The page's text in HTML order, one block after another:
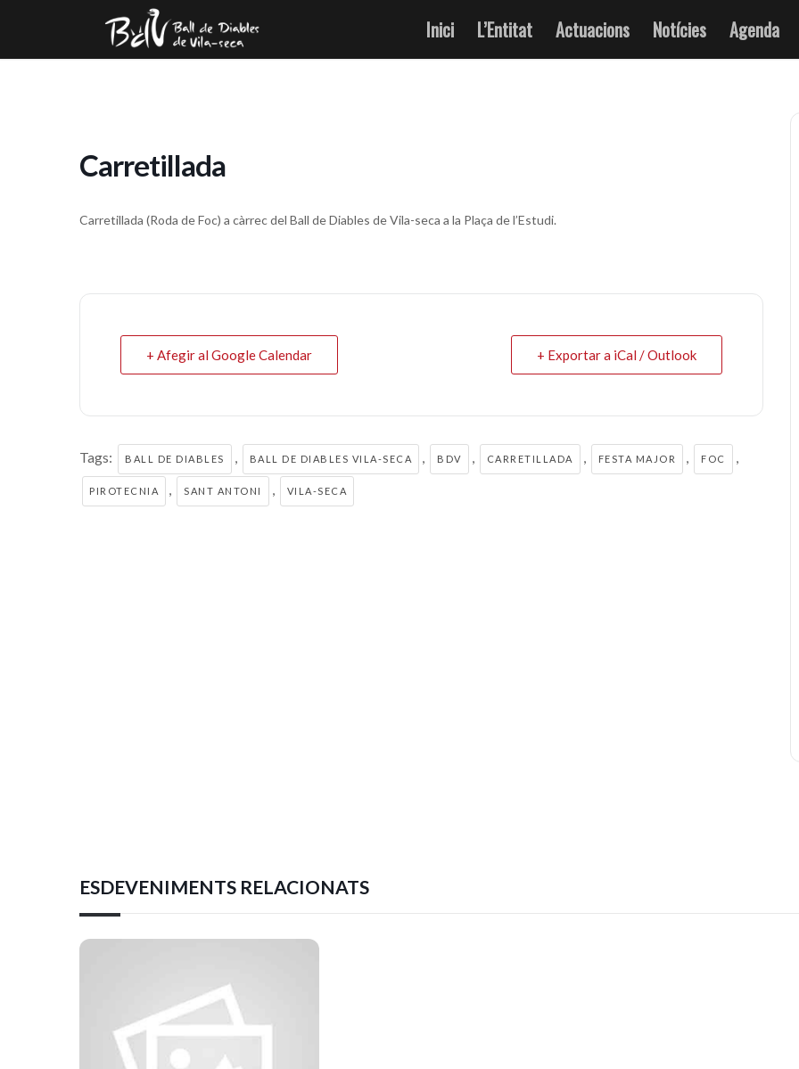
Inici L’Entitat Actuacions Notícies Agenda
Carretillada
Carretillada (Roda de Foc) a càrrec del Ball de Diables de Vila-seca a la Plaça de l’Estudi.
+ Afegir al Google Calendar + Exportar a iCal / Outlook
Tags: BALL DE DIABLES , BALL DE DIABLES VILA-SECA , BDV , CARRETILLADA , FESTA MAJOR , FOC ,
PIROTECNIA , SANT ANTONI , VILA-SECA
ESDEVENIMENTS RELACIONATS